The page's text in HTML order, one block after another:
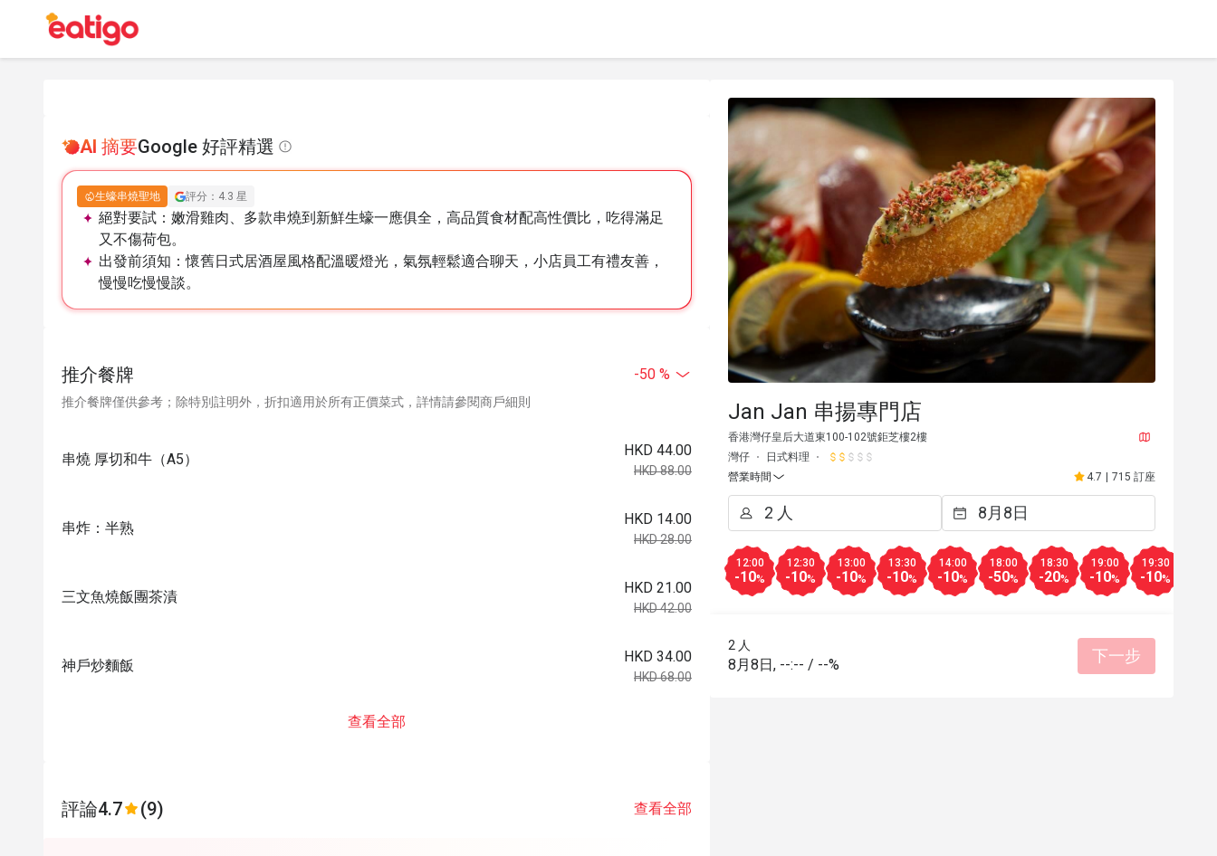
AI 摘要Google 好評精選
生蠔串燒聖地 評分：4.3 星
絕對要試： 嫩滑雞肉、多款串燒到新鮮生蠔一應俱全，高品質食材配高性價比，吃得滿足
又不傷荷包。
出發前須知：懷舊日式居酒屋風格配溫暖燈光，氣氛輕鬆適合聊天，小店員工有禮友善，
慢慢吃慢慢談。
推介餐牌 -50 %
推介餐牌僅供參考；除特別註明外，折扣適用於所有正價菜式，詳情請參閱商戶細則
串燒 厚切和牛（A5）
HKD 44.00
HKD 88.00
串炸：半熟
HKD 14.00
HKD 28.00
三文魚燒飯團茶漬
HKD 21.00
HKD 42.00
神戶炒麵飯
HKD 34.00
HKD 68.00
查看全部
評論4.7 (9) 查看全部
Jan Jan 串揚專門店
香港灣仔皇后大道東100-102號鉅芝樓2樓
灣仔
日式料理
營業時間
4.7 | 715 訂座
12:00
-10%
12:30
-10%
13:00
-10%
13:30
-10%
14:00
-10%
18:00
-50%
18:30
-20%
19:00
-10%
19:30
-10%
2 人
8月8日, --:-- / --% 下一步